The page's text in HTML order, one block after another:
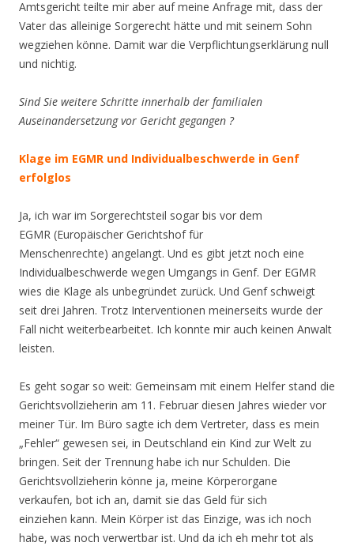
Amtsgericht teilte mir aber auf meine Anfrage mit, dass der
Vater das alleinige Sorgerecht hätte und mit seinem Sohn
wegziehen könne. Damit war die Verpflichtungserklärung null
und nichtig.
Sind Sie weitere Schritte innerhalb der familialen
Auseinandersetzung vor Gericht gegangen ?
Klage im EGMR und Individualbeschwerde in Genf
erfolglos
Ja, ich war im Sorgerechtsteil sogar bis vor dem
EGMR (Europäischer Gerichtshof für
Menschenrechte) angelangt. Und es gibt jetzt noch eine
Individualbeschwerde wegen Umgangs in Genf. Der EGMR
wies die Klage als unbegründet zurück. Und Genf schweigt
seit drei Jahren. Trotz Interventionen meinerseits wurde der
Fall nicht weiterbearbeitet. Ich konnte mir auch keinen Anwalt
leisten.
Es geht sogar so weit: Gemeinsam mit einem Helfer stand die
Gerichtsvollzieherin am 11. Februar diesen Jahres wieder vor
meiner Tür. Im Büro sagte ich dem Vertreter, dass es mein
„Fehler“ gewesen sei, in Deutschland ein Kind zur Welt zu
bringen. Seit der Trennung habe ich nur Schulden. Die
Gerichtsvollzieherin könne ja, meine Körperorgane
verkaufen, bot ich an, damit sie das Geld für sich
einziehen kann. Mein Körper ist das Einzige, was ich noch
habe, was noch verwertbar ist. Und da ich eh mehr tot als